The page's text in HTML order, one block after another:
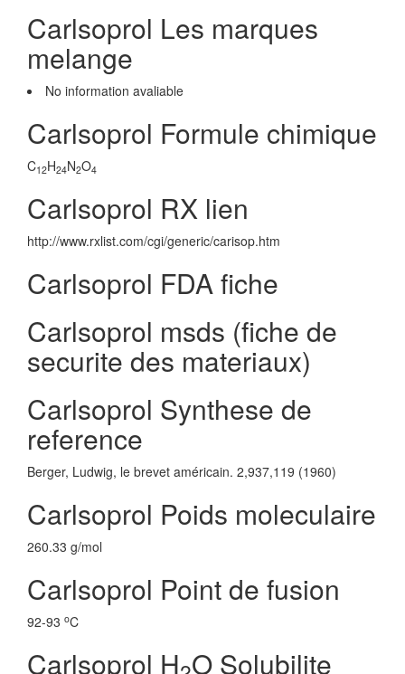
Carlsoprol Les marques
melange
No information avaliable
Carlsoprol Formule chimique
C12H24N2O4
Carlsoprol RX lien
http://www.rxlist.com/cgi/generic/carisop.htm
Carlsoprol FDA fiche
Carlsoprol msds (fiche de
securite des materiaux)
Carlsoprol Synthese de
reference
Berger, Ludwig, le brevet américain. 2,937,119 (1960)
Carlsoprol Poids moleculaire
260.33 g/mol
Carlsoprol Point de fusion
92-93 oC
Carlsoprol H O Solubilite